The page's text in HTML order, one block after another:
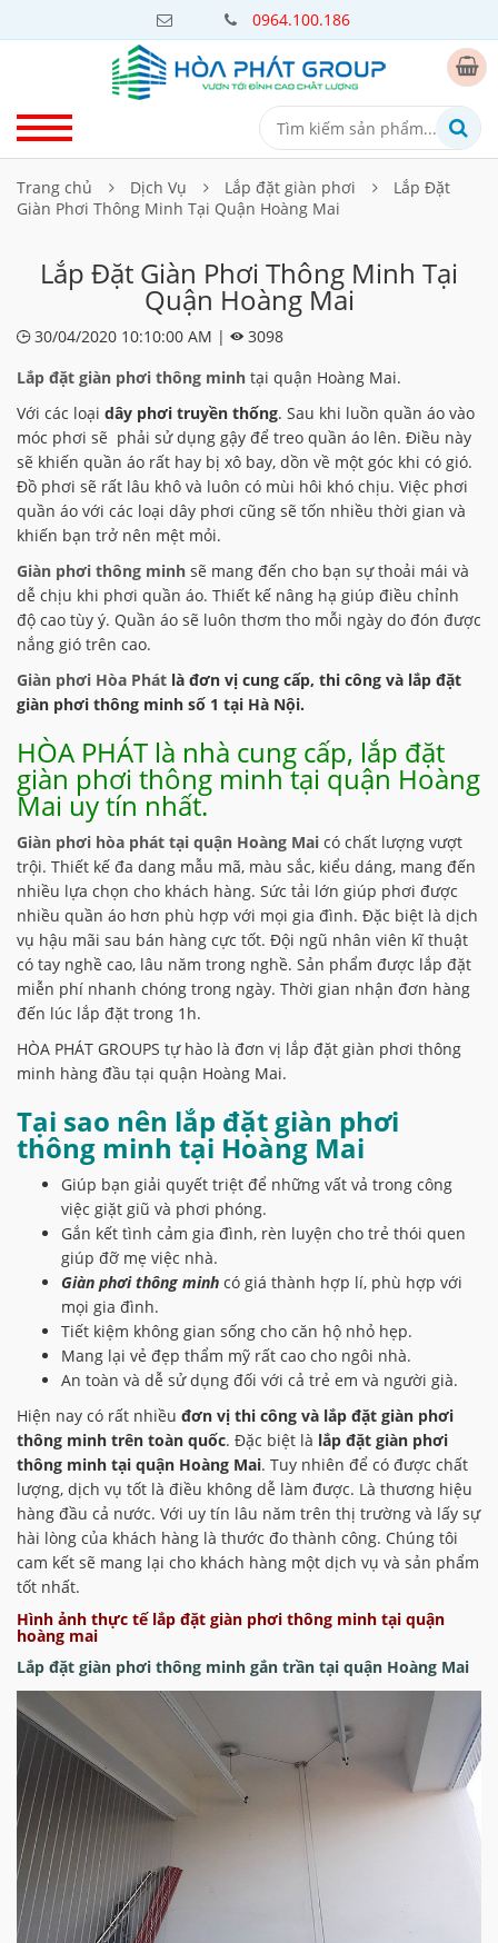
0964.100.186
Trang chủ Dịch Vụ Lắp đặt giàn phơi
Lắp Đặt
Giàn Phơi Thông Minh Tại Quận Hoàng Mai
Lắp Đặt Giàn Phơi Thông Minh Tại
Quận Hoàng Mai
30/04/2020 10:10:00 AM |
3098
Lắp đặt giàn phơi thông minh tại quận Hoàng Mai.
Với các loại dây phơi truyền thống. Sau khi luồn quần áo vào
móc phơi sẽ phải sử dụng gậy để treo quần áo lên. Điều này
sẽ khiến quần áo rất hay bị xô bay, dồn về một góc khi có gió.
Đồ phơi sẽ rất lâu khô và luôn có mùi hôi khó chịu. Việc phơi
quần áo với các loại dây phơi cũng sẽ tốn nhiều thời gian và
khiến bạn trở nên mệt mỏi.
Giàn phơi thông minh sẽ mang đến cho bạn sự thoải mái và
dễ chịu khi phơi quần áo. Thiết kế nâng hạ giúp điều chỉnh
độ cao tùy ý. Quần áo sẽ luôn thơm tho mỗi ngày do đón được
nắng gió trên cao.
Giàn phơi Hòa Phát là đơn vị cung cấp, thi công và lắp đặt
giàn phơi thông minh số 1 tại Hà Nội.
HÒA PHÁT là nhà cung cấp, lắp đặt
giàn phơi thông minh tại quận Hoàng
Mai uy tín nhất.
Giàn phơi hòa phát tại quận Hoàng Mai có chất lượng vượt
trội. Thiết kế đa dang mẫu mã, màu sắc, kiểu dáng, mang đến
nhiều lựa chọn cho khách hàng. Sức tải lớn giúp phơi được
nhiều quần áo hơn phù hợp với mọi gia đình. Đặc biệt là dịch
vụ hậu mãi sau bán hàng cực tốt. Đội ngũ nhân viên kĩ thuật
có tay nghề cao, lâu năm trong nghề. Sản phẩm được lắp đặt
miễn phí nhanh chóng trong ngày. Thời gian nhận đơn hàng
đến lúc lắp đặt trong 1h.
HÒA PHÁT GROUPS tự hào là đơn vị lắp đặt giàn phơi thông
minh hàng đầu tại quận Hoàng Mai.
Tại sao nên lắp đặt giàn phơi
thông minh tại Hoàng Mai
Giúp bạn giải quyết triệt để những vất vả trong công
việc giặt giũ và phơi phóng.
Gắn kết tình cảm gia đình, rèn luyện cho trẻ thói quen
giúp đỡ mẹ việc nhà.
Giàn phơi thông minh có giá thành hợp lí, phù hợp với
mọi gia đình.
Tiết kiệm không gian sống cho căn hộ nhỏ hẹp.
Mang lại vẻ đẹp thẩm mỹ rất cao cho ngôi nhà.
An toàn và dễ sử dụng đối với cả trẻ em và người già.
Hiện nay có rất nhiều đơn vị thi công và lắp đặt giàn phơi
thông minh trên toàn quốc. Đặc biệt là lắp đặt giàn phơi
thông minh tại quận Hoàng Mai. Tuy nhiên để có được chất
lượng, dịch vụ tốt là điều không dễ làm được. Là thương hiệu
hàng đầu cả nước. Với uy tín lâu năm trên thị trường và lấy sự
hài lòng của khách hàng là thước đo thành công. Chúng tôi
cam kết sẽ mang lại cho khách hàng một dịch vụ và sản phẩm
tốt nhất.
Hình ảnh thực tế lắp đặt giàn phơi thông minh tại quận
hoàng mai
Lắp đặt giàn phơi thông minh gắn trần tại quận Hoàng Mai